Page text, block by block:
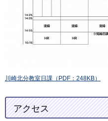
川崎北分教室日課（PDF：248KB）
アクセス